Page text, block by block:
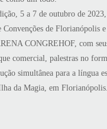
5 a 7 de outubro de
Convenções de Florianópolis e
CONGREHOF, com
comercial, palestras no
simultânea para a língua
da Magia, em Florianópolis.